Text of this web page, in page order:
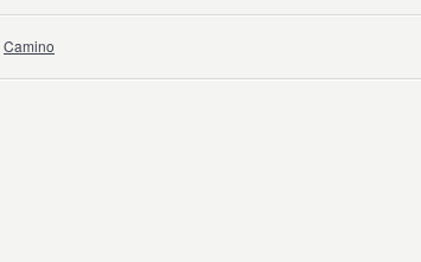
Camino